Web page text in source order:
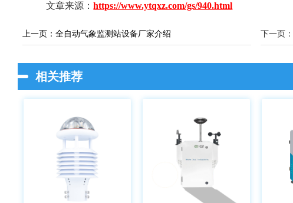
文章来源：https://www.ytqxz.com/gs/940.html
上一页：全自动气象监测站设备厂家介绍 下一页：
相关推荐